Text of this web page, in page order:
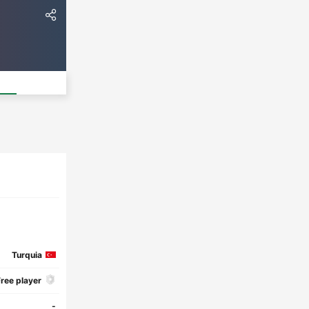
Turquia
player
-